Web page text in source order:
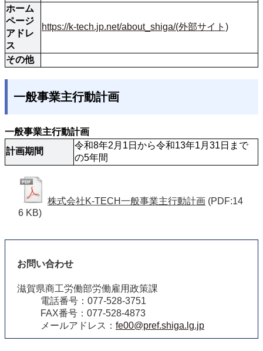
ホーム
ページ
アドレ
ス
https://k-tech.jp.net/about_shiga/(外部サイト)
その他
一般事業主行動計画
一般事業主行動計画
計画期間
令和8年2月1日から令和13年1月31日まで
の5年間
株式会社K-TECH一般事業主行動計画 (PDF:14
6 KB)
お問い合わせ
滋賀県商工労働部労働雇用政策課
電話番号：077-528-3751
FAX番号：077-528-4873
メールアドレス： fe00@pref.shiga.lg.jp